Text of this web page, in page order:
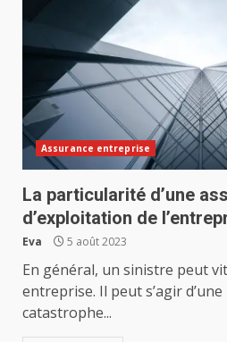
Assurance entreprise
La particularité d’une
d’exploitation de
Eva 5 août 2023
En général, un sinistre peut
entreprise. Il peut s’agir
catastrophe...